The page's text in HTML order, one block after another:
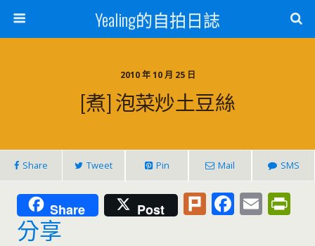
Yealing的自拍日誌
2010 年 10 月 25 日
[煮] 泡菜炒土豆絲
Share Tweet Pin Mail SMS
Share Post Pl F E
分享